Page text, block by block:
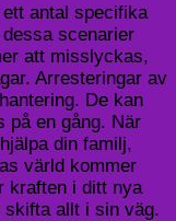
antal specifika
scenarier
att misslyckas,
Arresteringar av
De kan
på en gång. När
din familj,
värld kommer
kraften i ditt nya
skifta allt i sin väg.